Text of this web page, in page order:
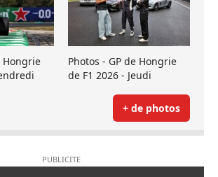
Hongrie
Photos - GP de Hongrie
de F1 2026 - Jeudi
+ de photos